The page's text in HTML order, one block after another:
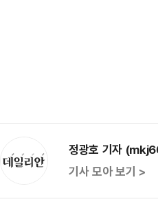
정광호 기자
기사 모아 보기 >